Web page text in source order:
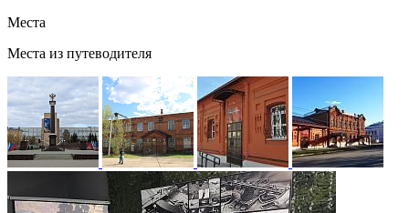
Места
Места из путеводителя